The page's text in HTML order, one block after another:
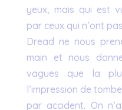
yeux, mais qui est
par ceux qui n’ont
Dread ne nous
main et nous
vagues que la
l’impression de
par accident. On